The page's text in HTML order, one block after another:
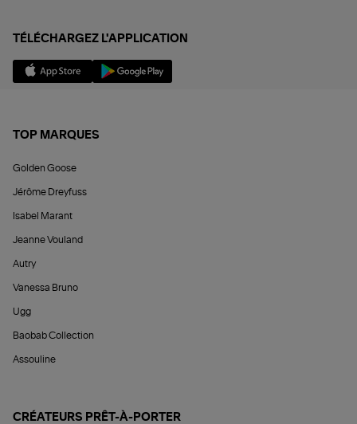
TÉLÉCHARGEZ L'APPLICATION
TOP MARQUES
Golden Goose
Jérôme Dreyfuss
Isabel Marant
Jeanne Vouland
Autry
Vanessa Bruno
Ugg
Baobab Collection
Assouline
CRÉATEURS PRÊT-À-PORTER